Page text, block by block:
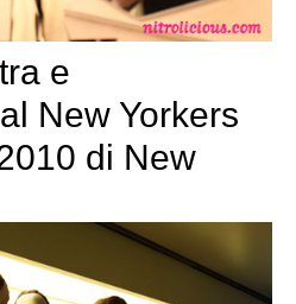
e
New Yorkers
di New